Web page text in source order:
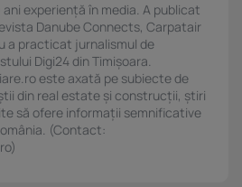
experiență în media. A publicat
Danube Connects, Carpatair
a practicat jurnalismul de
Digi24 din Timișoara.
este axată pe subiecte de
din real estate și construcții, știri
să ofere informații semnificative
(Contact: